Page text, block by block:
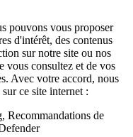
pouvons vous proposer
d'intérêt, des contenus
sur notre site ou nos
vous consultez et de vos
Avec votre accord, nous
ce site internet :
Recommandations de